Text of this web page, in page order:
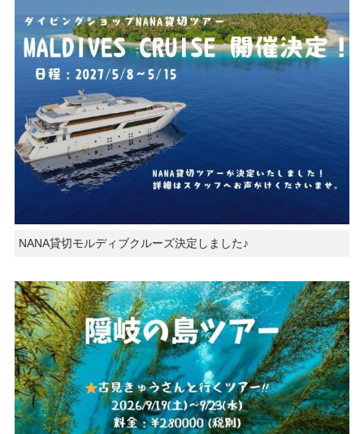
NANA貸切モルディブクルーズ決定しました♪